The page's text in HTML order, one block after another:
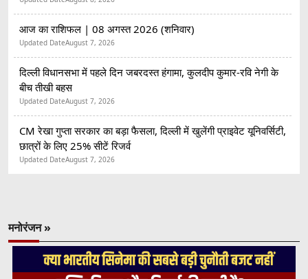
आज का राशिफल | 08 अगस्त 2026 (शनिवार)
Updated DateAugust 7, 2026
दिल्ली विधानसभा में पहले दिन जबरदस्त हंगामा, कुलदीप कुमार-रवि नेगी के
बीच तीखी बहस
Updated DateAugust 7, 2026
CM रेखा गुप्ता सरकार का बड़ा फैसला, दिल्ली में खुलेंगी प्राइवेट यूनिवर्सिटी,
छात्रों के लिए 25% सीटें रिजर्व
Updated DateAugust 7, 2026
मनोरंजन »